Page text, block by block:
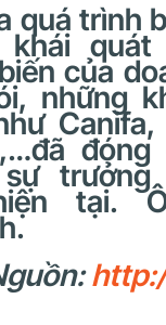
quá trình
quát
của
những
Canifa,
đóng
trưởng
tại.